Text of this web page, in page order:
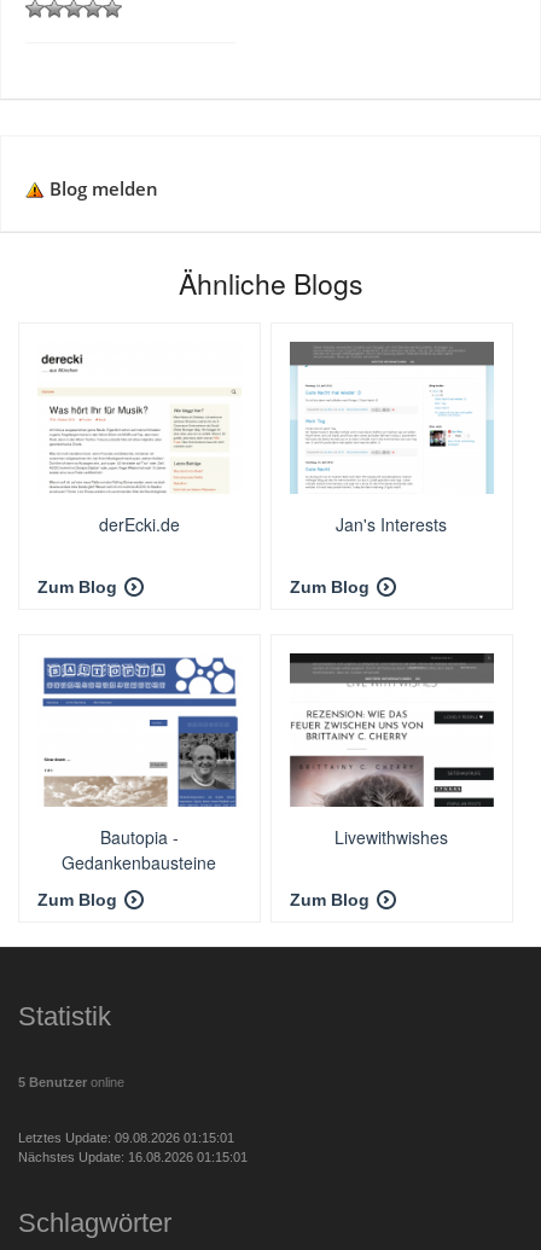
Blog melden
Ähnliche Blogs
derEcki.de
Zum Blog
Jan's Interests
Zum Blog
Bautopia -
Gedankenbausteine
Zum Blog
Livewithwishes
Zum Blog
Statistik
5 Benutzer online
Letztes Update: 09.08.2026 01:15:01
Nächstes Update: 16.08.2026 01:15:01
Schlagwörter